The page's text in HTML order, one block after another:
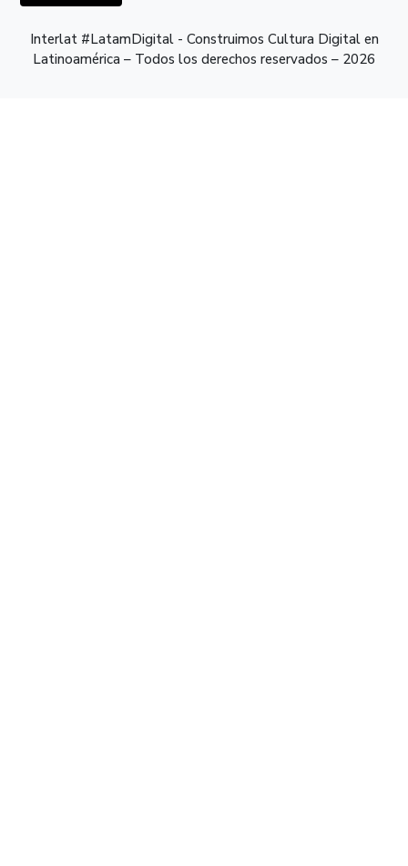
Interlat #LatamDigital - Construimos Cultura Digital en
Latinoamérica – Todos los derechos reservados – 2026